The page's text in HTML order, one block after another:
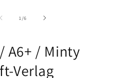
1 /von
6
A6+ / Minty
Verlag